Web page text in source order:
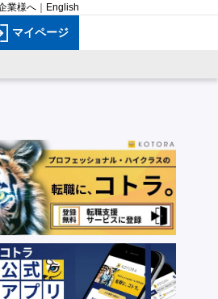
業様へ English
マイページ